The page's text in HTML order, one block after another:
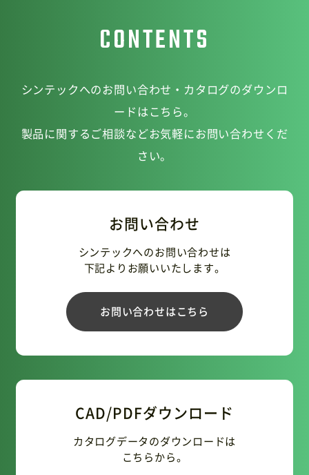
CONTENTS
シンテックへのお問い合わせ・カタログのダウンロ
ードはこちら。
製品に関するご相談などお気軽にお問い合わせくだ
さい。
お問い合わせ
シンテックへのお問い合わせは
下記よりお願いいたします。
お問い合わせはこちら
CAD/PDFダウンロード
カタログデータのダウンロードは
こちらから。